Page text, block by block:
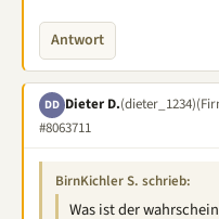
Antwort
DD Dieter D.(dieter_1234)
#8063711
BirnKichler S. schrieb:
Was ist der